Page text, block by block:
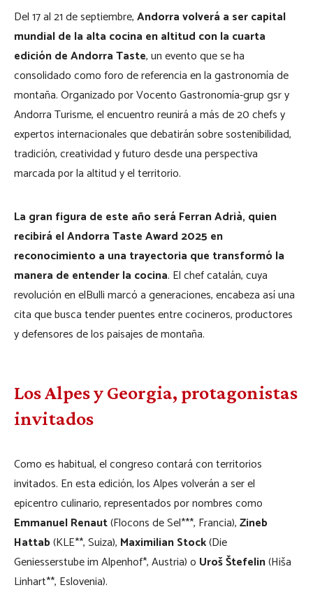
Del 17 al 21 de septiembre,Andorra volverá a ser capital
mundial de la alta cocina en altitud con la cuarta
edición de Andorra Taste, un evento que se ha
consolidado como foro de referencia en la gastronomía de
montaña. Organizado por Vocento Gastronomía-grup gsr y
Andorra Turisme, el encuentro reunirá a más de 20 chefs y
expertos internacionales que debatirán sobre sostenibilidad,
tradición, creatividad y futuro desde una perspectiva
marcada por la altitud y el territorio.
La gran figura de este año será Ferran Adrià, quien
recibirá el Andorra Taste Award 2025 en
reconocimiento a una trayectoria que transformó la
manera de entender la cocina. El chef catalán, cuya
revolución en elBulli marcó a generaciones, encabeza así una
cita que busca tender puentes entre cocineros, productores
y defensores de los paisajes de montaña.
Los Alpes y Georgia, protagonistas
invitados
Como es habitual, el congreso contará con territorios
invitados. En esta edición, los Alpes volverán a ser el
epicentro culinario, representados por nombres como
Emmanuel Renaut(Flocons de Sel***, Francia),Zineb
Hattab(KLE**, Suiza), Maximilian Stock(Die
Geniesserstube im Alpenhof*, Austria) o Uroš Štefelin(Hiša
Linhart**, Eslovenia).